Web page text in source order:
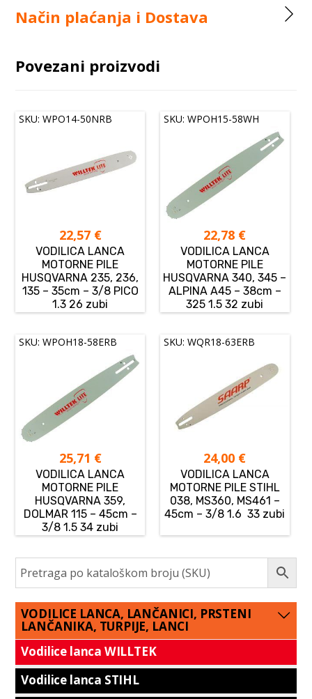
Način plaćanja i Dostava
Povezani proizvodi
SKU: WPO14-50NRB
22,57 €
VODILICA LANCA
MOTORNE PILE
HUSQVARNA 235, 236,
135 – 35cm – 3/8 PICO
1.3 26 zubi
SKU: WPOH15-58WH
22,78 €
VODILICA LANCA
MOTORNE PILE
HUSQVARNA 340, 345 –
ALPINA A45 – 38cm –
325 1.5 32 zubi
SKU: WPOH18-58ERB
25,71 €
VODILICA LANCA
MOTORNE PILE
HUSQVARNA 359,
DOLMAR 115 – 45cm –
3/8 1.5 34 zubi
SKU: WQR18-63ERB
24,00 €
VODILICA LANCA
MOTORNE PILE STIHL
038, MS360, MS461 –
45cm – 3/8 1.6 33 zubi
VODILICE LANCA, LANČANICI, PRSTENI
LANČANIKA, TURPIJE, LANCI
Vodilice lanca WILLTEK
Vodilice lanca STIHL